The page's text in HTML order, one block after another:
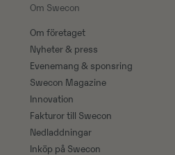
Om Swecon
Om företaget
Nyheter & press
Evenemang & sponsring
Swecon Magazine
Innovation
Fakturor till Swecon
Nedladdningar
Inköp på Swecon